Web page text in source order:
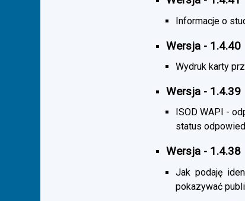
Informacje o
Wersja - 1.4.40
Wydruk karty
Wersja - 1.4.39
ISOD WAPI -
status
Wersja - 1.4.38
Jak podaję
pokazywać